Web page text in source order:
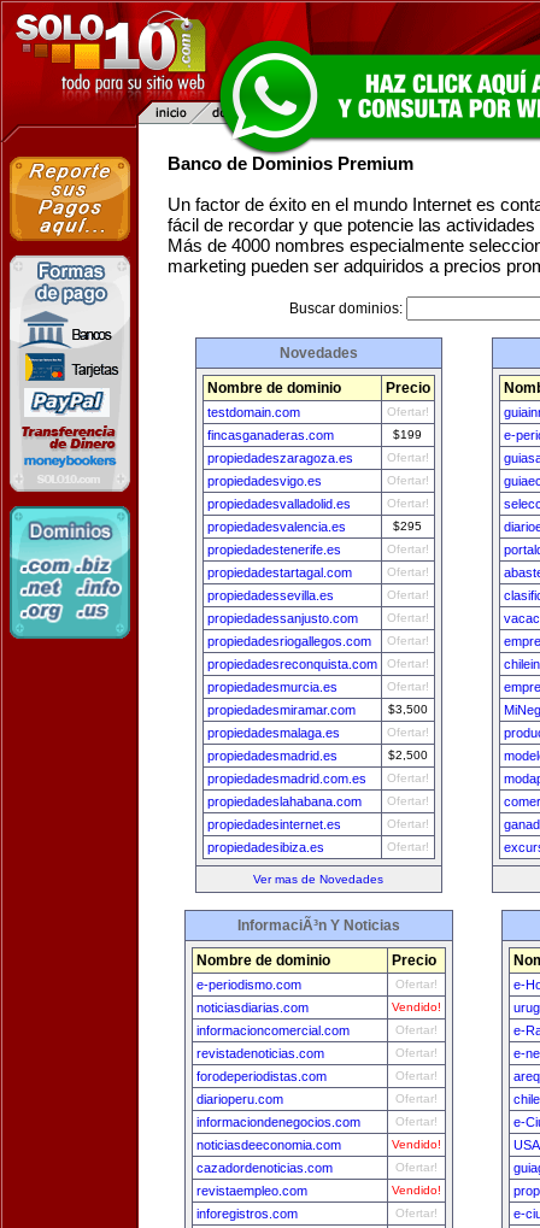
Banco de Dominios Premium
Un factor de éxito en el mundo Internet es
fácil de recordar y que potencie las
Más de 4000 nombres especialmente
marketing pueden ser adquiridos a precios
Buscar dominios:
Novedades
Nombre de dominio Precio
testdomain.com Ofertar!
fincasganaderas.com $199
propiedadeszaragoza.es Ofertar!
propiedadesvigo.es Ofertar!
propiedadesvalladolid.es Ofertar!
propiedadesvalencia.es $295
propiedadestenerife.es Ofertar!
propiedadestartagal.com Ofertar!
propiedadessevilla.es Ofertar!
propiedadessanjusto.com Ofertar!
propiedadesriogallegos.com Ofertar!
propiedadesreconquista.com Ofertar!
propiedadesmurcia.es Ofertar!
propiedadesmiramar.com $3,500
propiedadesmalaga.es Ofertar!
propiedadesmadrid.es $2,500
propiedadesmadrid.com.es Ofertar!
propiedadeslahabana.com Ofertar!
propiedadesinternet.es Ofertar!
propiedadesibiza.es Ofertar!
Ver mas de Novedades
e-
InformaciÃ³n Y Noticias
Nombre de dominio Precio
e-periodismo.com Ofertar!
noticiasdiarias.com Vendido!
informacioncomercial.com Ofertar!
revistadenoticias.com Ofertar!
forodeperiodistas.com Ofertar!
diarioperu.com Ofertar!
informaciondenegocios.com Ofertar!
noticiasdeeconomia.com Vendido!
cazadordenoticias.com Ofertar!
revistaempleo.com Vendido!
inforegistros.com Ofertar!
e-
e-
e-
e-
e-